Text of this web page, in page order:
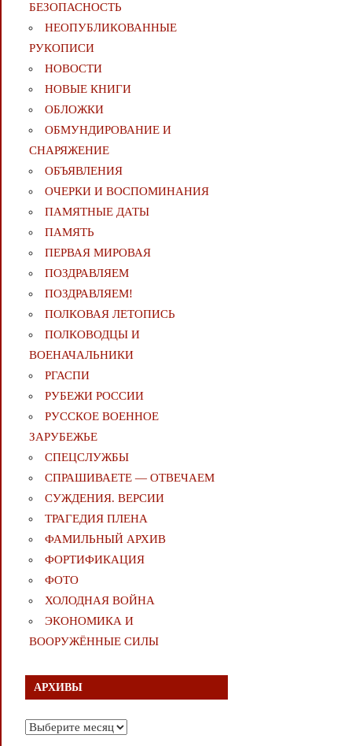
БЕЗОПАСНОСТЬ
НЕОПУБЛИКОВАННЫЕ
РУКОПИСИ
НОВОСТИ
НОВЫЕ КНИГИ
ОБЛОЖКИ
ОБМУНДИРОВАНИЕ И
СНАРЯЖЕНИЕ
ОБЪЯВЛЕНИЯ
ОЧЕРКИ И ВОСПОМИНАНИЯ
ПАМЯТНЫЕ ДАТЫ
ПАМЯТЬ
ПЕРВАЯ МИРОВАЯ
ПОЗДРАВЛЯЕМ
ПОЗДРАВЛЯЕМ!
ПОЛКОВАЯ ЛЕТОПИСЬ
ПОЛКОВОДЦЫ И
ВОЕНАЧАЛЬНИКИ
РГАСПИ
РУБЕЖИ РОССИИ
РУССКОЕ ВОЕННОЕ
ЗАРУБЕЖЬЕ
СПЕЦСЛУЖБЫ
СПРАШИВАЕТЕ — ОТВЕЧАЕМ
СУЖДЕНИЯ. ВЕРСИИ
ТРАГЕДИЯ ПЛЕНА
ФАМИЛЬНЫЙ АРХИВ
ФОРТИФИКАЦИЯ
ФОТО
ХОЛОДНАЯ ВОЙНА
ЭКОНОМИКА И
ВООРУЖЁННЫЕ СИЛЫ
АРХИВЫ
Архивы